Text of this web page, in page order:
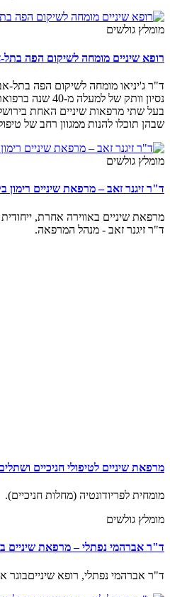
מומלץ גולשים
רופא שיניים מומחה לשיקום הפה
ד"ר ג'יניאו מומחה לשיקום הפה בתל-
נסיון וותק של למעלה מ-40 שנה ברפואת שיניים.
בעל שתי מרפאות שיניים האחת
שבהן תוכלו להנות ממגוון רחב של
מומלץ גולשים
ד"ר זיגנר זאב – מרפאת שיניים רימון
מרפאת שיניים באווירה אחרת,
ד"ר זיגנר זאב - מנהל המרפאה.
מרפאת שיניים לטיפולי חניכיים
מומחית לפריודונטיה (מחלות חניכיים).
מומלץ גולשים
ד"ר אברהמי נפתלי – מרפאת שיניים
ד"ר אברהמי נפתלי, רופא שינייםבוגר